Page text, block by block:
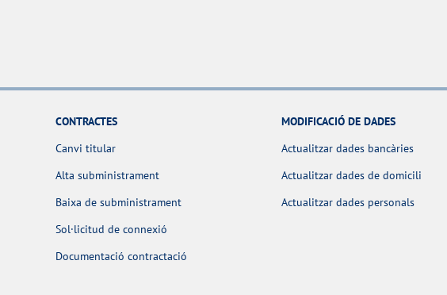
CONTRACTES
Canvi titular
Alta subministrament
Baixa de subministrament
Sol·licitud de connexió
Documentació contractació
MODIFICACIÓ DE DADES
Actualitzar dades bancàries
Actualitzar dades de domicili
Actualitzar dades personals